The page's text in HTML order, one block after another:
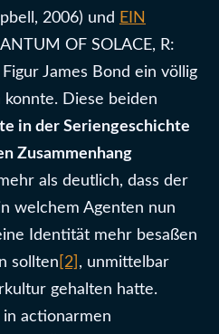
2006) und EIN
OF SOLACE, R:
James Bond ein völlig
Diese beiden
in der Seriengeschichte
Zusammenhang
als deutlich, dass der
welchem Agenten nun
Identität mehr besaßen
sollten [2] , unmittelbar
gehalten hatte.
actionarmen